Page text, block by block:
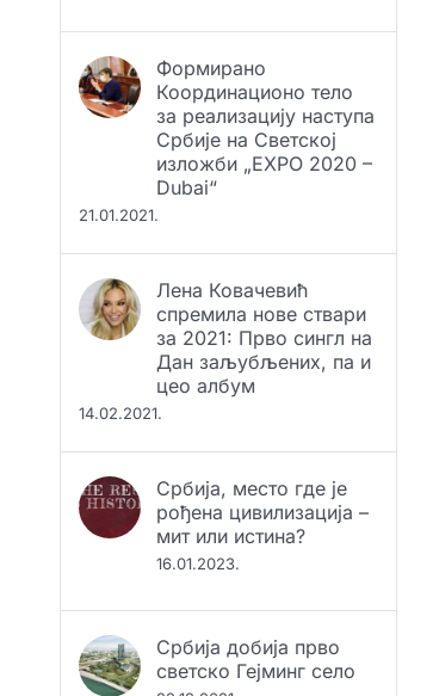
Формирано
за реализацију наступа
Србије на Светској
изложби „EXPO 2020 –
Dubai“
21.01.2021.
Лена Ковачевић
за 2021: Прво сингл на
Дан заљубљених, па и
цео албум
14.02.2021.
Србија, место где је
мит или истина?
16.01.2023.
Србија добија прво
22.12.2021.